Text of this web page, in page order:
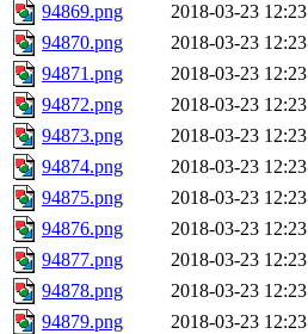
94869.png
2018-03-23 12:23
94870.png
2018-03-23 12:23
94871.png
2018-03-23 12:23
94872.png
2018-03-23 12:23
94873.png
2018-03-23 12:23
94874.png
2018-03-23 12:23
94875.png
2018-03-23 12:23
94876.png
2018-03-23 12:23
94877.png
2018-03-23 12:23
94878.png
2018-03-23 12:23
94879.png
2018-03-23 12:23